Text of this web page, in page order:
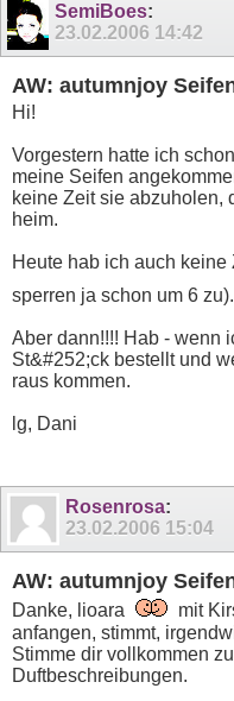
SemiBoes:
23.02.2006 14:42
AW: autumnjoy
Hi!
Vorgestern hatte ich
meine Seifen
keine Zeit sie abzuholen,
heim.
Heute hab ich auch
sperren ja schon um 6 zu).
Aber dann!!!! Hab - wenn
St&#252;ck bestellt und
raus kommen.
lg, Dani
Rosenrosa:
23.02.2006 15:04
AW: autumnjoy
Danke, lioara
mit
anfangen, stimmt,
Stimme dir vollkommen
Duftbeschreibungen.